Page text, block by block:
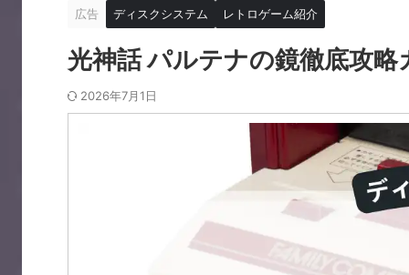
広告 ディスクシステム レトロゲーム紹介
光神話 パルテナの鏡徹底攻略
2026年7月1日